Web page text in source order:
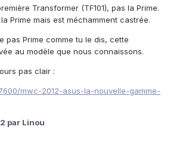
Transformer (TF101), pas la Prime.
Prime mais est méchamment castrée.
pas Prime comme tu le dis, cette
au modèle que nous connaissons.
pas clair :
mwc-2012-asus-la-nouvelle-gamme-
par Linou